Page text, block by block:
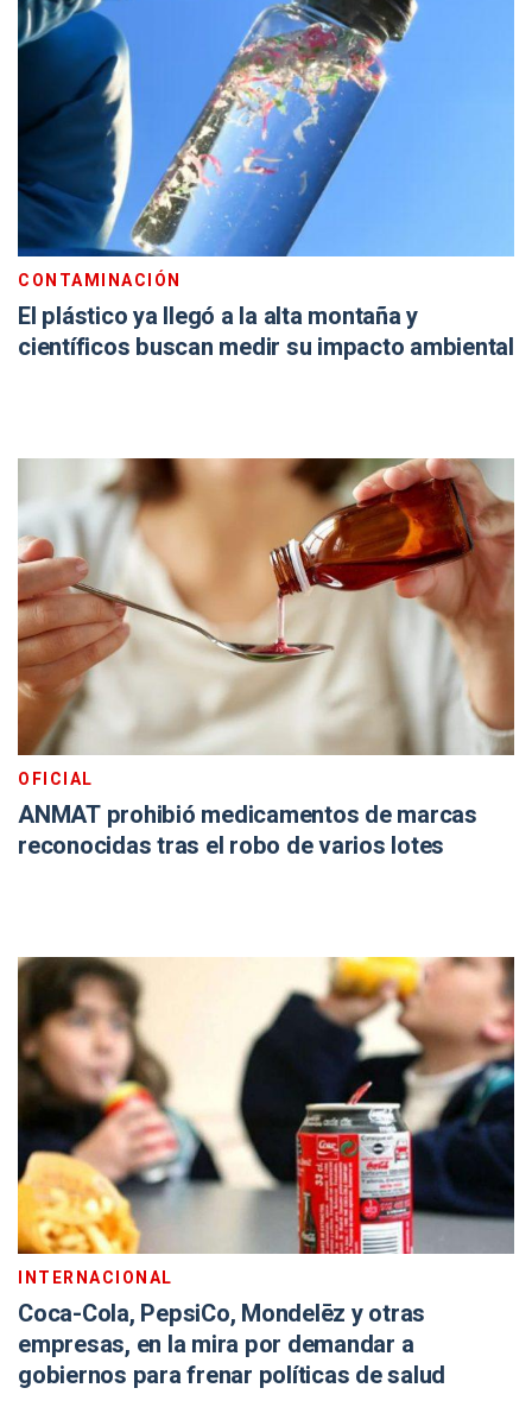
CONTAMINACIÓN
El plástico ya llegó a la alta montaña y
científicos buscan medir su impacto ambiental
OFICIAL
ANMAT prohibió medicamentos de marcas
reconocidas tras el robo de varios lotes
INTERNACIONAL
Coca-Cola, PepsiCo, Mondelēz y otras
empresas, en la mira por demandar a
gobiernos para frenar políticas de salud